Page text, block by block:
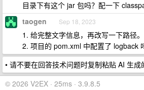
目录下有这个 jar 包吗？配一下
taogen Sep 18, 2023
1. 给完整文字信息，再改写一下路径
2. 项目的 pom.xml 中配置了 logback
• 请不要在回答技术问题时复制粘贴 AI 生成
© 2026 V2EX · 25ms · 3.9.8.5